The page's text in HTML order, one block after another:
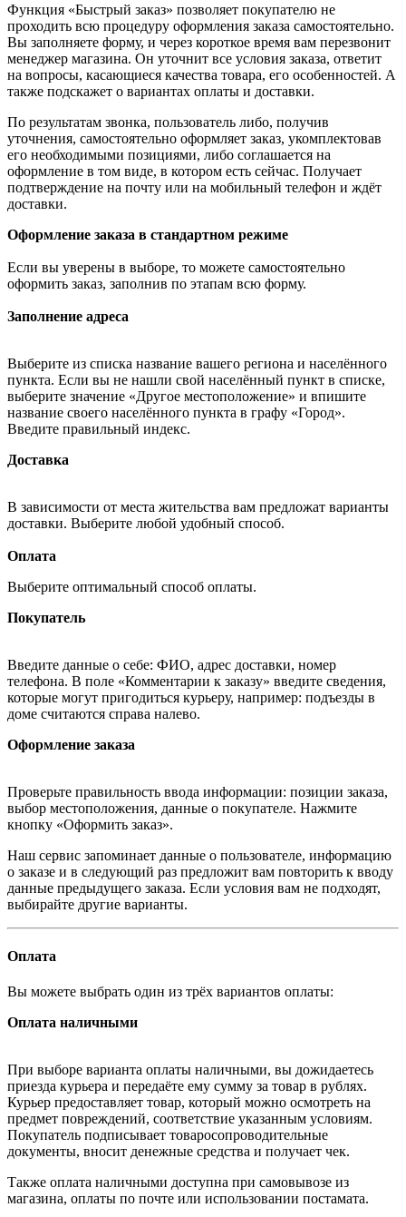
Функция «Быстрый заказ» позволяет покупателю не
проходить всю процедуру оформления заказа самостоятельно.
Вы заполняете форму, и через короткое время вам перезвонит
менеджер магазина. Он уточнит все условия заказа, ответит
на вопросы, касающиеся качества товара, его особенностей. А
также подскажет о вариантах оплаты и доставки.
По результатам звонка, пользователь либо, получив
уточнения, самостоятельно оформляет заказ, укомплектовав
его необходимыми позициями, либо соглашается на
оформление в том виде, в котором есть сейчас. Получает
подтверждение на почту или на мобильный телефон и ждёт
доставки.
Оформление заказа в стандартном режиме
Если вы уверены в выборе, то можете самостоятельно
оформить заказ, заполнив по этапам всю форму.
Заполнение адреса
Выберите из списка название вашего региона и населённого
пункта. Если вы не нашли свой населённый пункт в списке,
выберите значение «Другое местоположение» и впишите
название своего населённого пункта в графу «Город».
Введите правильный индекс.
Доставка
В зависимости от места жительства вам предложат варианты
доставки. Выберите любой удобный способ.
Оплата
Выберите оптимальный способ оплаты.
Покупатель
Введите данные о себе: ФИО, адрес доставки, номер
телефона. В поле «Комментарии к заказу» введите сведения,
которые могут пригодиться курьеру, например: подъезды в
доме считаются справа налево.
Оформление заказа
Проверьте правильность ввода информации: позиции заказа,
выбор местоположения, данные о покупателе. Нажмите
кнопку «Оформить заказ».
Наш сервис запоминает данные о пользователе, информацию
о заказе и в следующий раз предложит вам повторить к вводу
данные предыдущего заказа. Если условия вам не подходят,
выбирайте другие варианты.
Оплата
Вы можете выбрать один из трёх вариантов оплаты:
Оплата наличными
При выборе варианта оплаты наличными, вы дожидаетесь
приезда курьера и передаёте ему сумму за товар в рублях.
Курьер предоставляет товар, который можно осмотреть на
предмет повреждений, соответствие указанным условиям.
Покупатель подписывает товаросопроводительные
документы, вносит денежные средства и получает чек.
Также оплата наличными доступна при самовывозе из
магазина, оплаты по почте или использовании постамата.